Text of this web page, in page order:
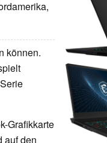
können.
Grafikkarte
auf den